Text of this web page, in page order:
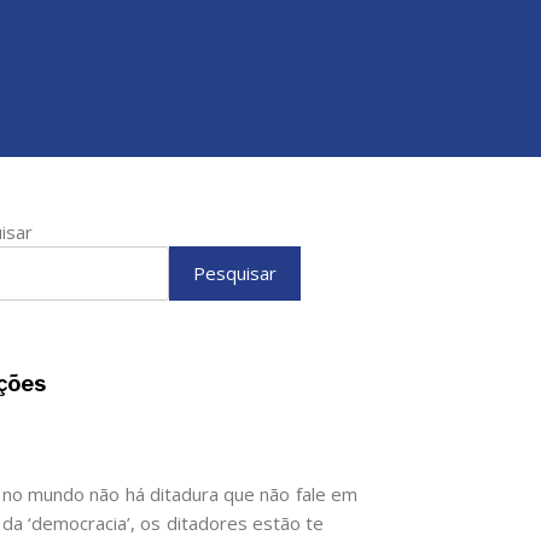
Pesquisar
mundo não há ditadura que não fale em
‘democracia’, os ditadores estão te